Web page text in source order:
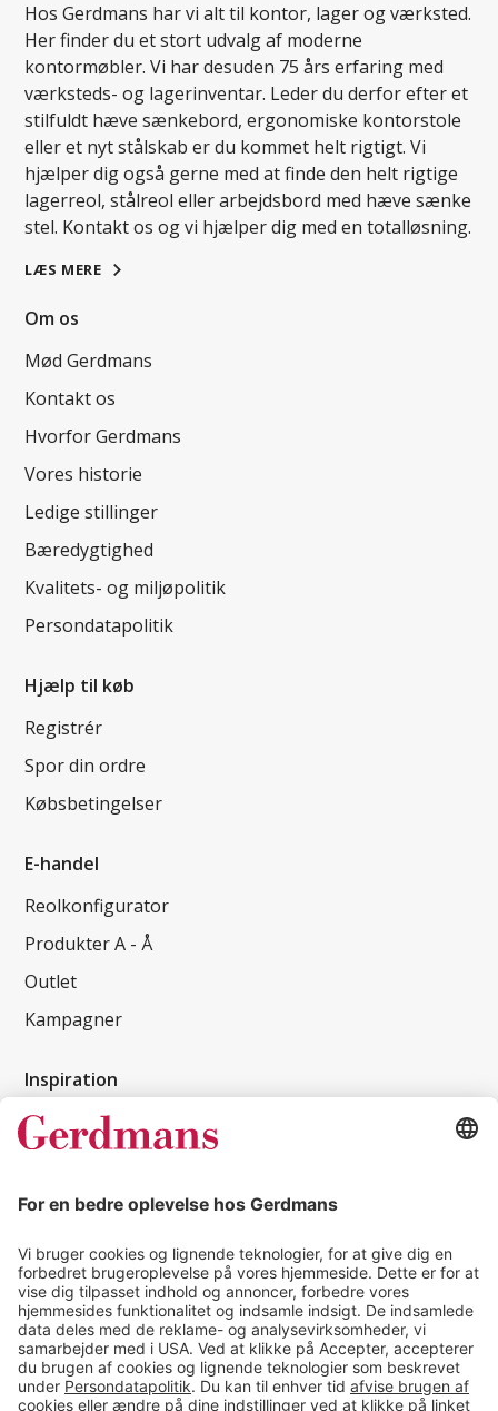
Hos Gerdmans har vi alt til kontor, lager og værksted.
Her finder du et stort udvalg af moderne
kontormøbler. Vi har desuden 75 års erfaring med
værksteds- og lagerinventar. Leder du derfor efter et
stilfuldt hæve sænkebord, ergonomiske kontorstole
eller et nyt stålskab er du kommet helt rigtigt. Vi
hjælper dig også gerne med at finde den helt rigtige
lagerreol, stålreol eller arbejdsbord med hæve sænke
stel. Kontakt os og vi hjælper dig med en totalløsning.
LÆS MERE
Om os
Mød Gerdmans
Kontakt os
Hvorfor Gerdmans
Vores historie
Ledige stillinger
Bæredygtighed
Kvalitets- og miljøpolitik
Persondatapolitik
Hjælp til køb
Registrér
Spor din ordre
Købsbetingelser
E-handel
Reolkonfigurator
Produkter A - Å
Outlet
Kampagner
Inspiration
Kundereferencer
Tips & guides
Kontakt
salg@gerdmans.dk
49 18 07 07
Salgsafdeling åbningstider